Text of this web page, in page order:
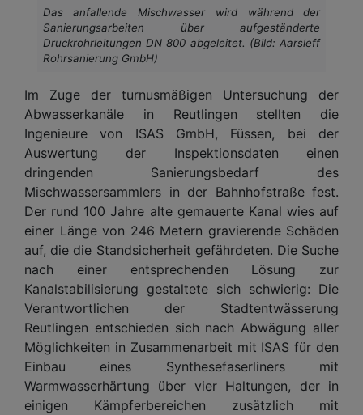
Das anfallende Mischwasser wird während der
Sanierungsarbeiten über aufgeständerte
Druckrohrleitungen DN 800 abgeleitet. (Bild: Aarsleff
Rohrsanierung GmbH)
Im Zuge der turnusmäßigen Untersuchung der
Abwasserkanäle in Reutlingen stellten die
Ingenieure von ISAS GmbH, Füssen, bei der
Auswertung der Inspektionsdaten einen
dringenden Sanierungsbedarf des
Mischwassersammlers in der Bahnhofstraße fest.
Der rund 100 Jahre alte gemauerte Kanal wies auf
einer Länge von 246 Metern gravierende Schäden
auf, die die Standsicherheit gefährdeten. Die Suche
nach einer entsprechenden Lösung zur
Kanalstabilisierung gestaltete sich schwierig: Die
Verantwortlichen der Stadtentwässerung
Reutlingen entschieden sich nach Abwägung aller
Möglichkeiten in Zusammenarbeit mit ISAS für den
Einbau eines Synthesefaserliners mit
Warmwasserhärtung über vier Haltungen, der in
einigen Kämpferbereichen zusätzlich mit